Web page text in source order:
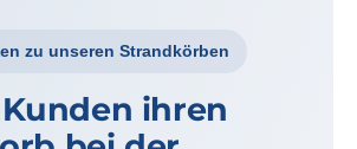
zu unseren Strandkörben
ihren